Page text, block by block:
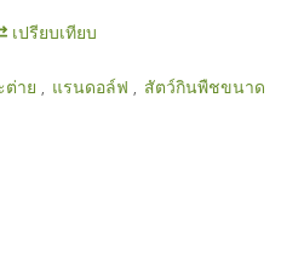
เปรียบเทียบ
ต่าย , แรนดอล์ฟ , สัตว์กินพืชขนาด